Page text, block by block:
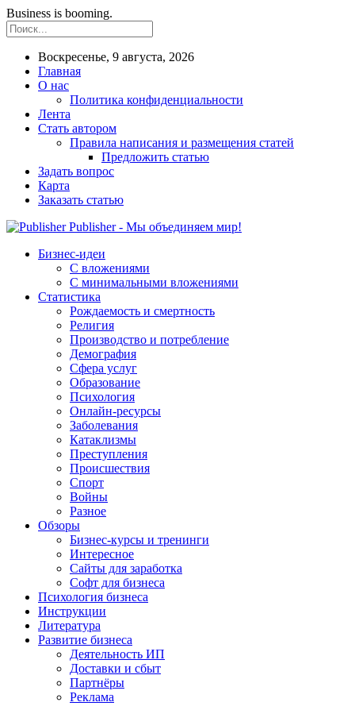
Business is booming.
Воскресенье, 9 августа, 2026
Главная
О нас
Политика конфиденциальности
Лента
Стать автором
Правила написания и размещения статей
Предложить статью
Задать вопрос
Карта
Заказать статью
Publisher - Мы объединяем мир!
Бизнес-идеи
С вложениями
С минимальными вложениями
Статистика
Рождаемость и смертность
Религия
Производство и потребление
Демография
Сфера услуг
Образование
Психология
Онлайн-ресурсы
Заболевания
Катаклизмы
Преступления
Происшествия
Спорт
Войны
Разное
Обзоры
Бизнес-курсы и тренинги
Интересное
Сайты для заработка
Софт для бизнеса
Психология бизнеса
Инструкции
Литература
Развитие бизнеса
Деятельность ИП
Доставки и сбыт
Партнёры
Реклама